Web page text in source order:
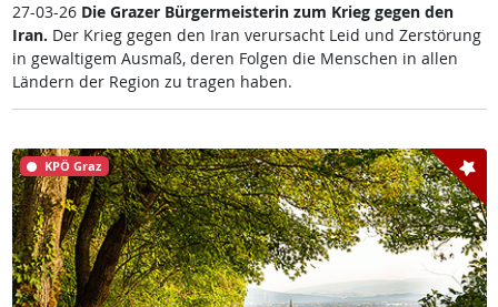
27-03-26 Die Gra­zer Bür­ger­meis­te­rin zum Krieg ge­gen den
Iran. Der Krieg ge­gen den Iran ver­ur­sacht Leid und Zer­stör­ung
in ge­wal­ti­gem Aus­maß, de­ren Fol­gen die Men­schen in al­len
Län­dern der Re­gi­on zu tra­gen ha­ben.
KPÖ Graz